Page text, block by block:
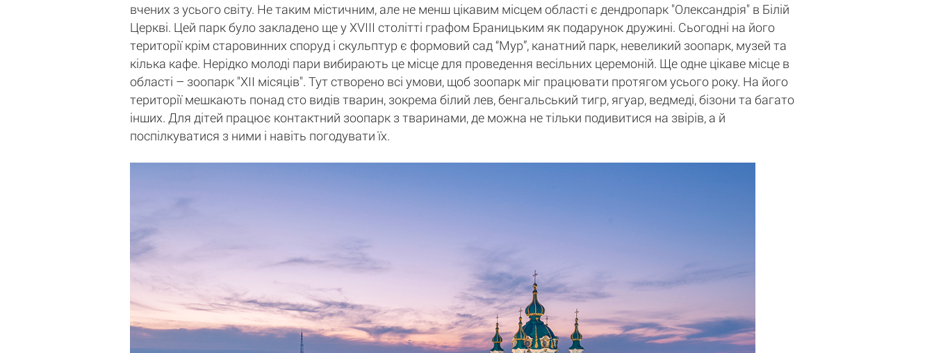
вчених з усього світу. Не таким містичним, але не менш цікавим місцем області є дендропарк "Олександрія" в Білій
Церкві. Цей парк було закладено ще у XVIII столітті графом Браницьким як подарунок дружині. Сьогодні на його
території крім старовинних споруд і скульптур є формовий сад “Мур”, канатний парк, невеликий зоопарк, музей та
кілька кафе. Нерідко молоді пари вибирають це місце для проведення весільних церемоній. Ще одне цікаве місце в
області – зоопарк "ХII місяців". Тут створено всі умови, щоб зоопарк міг працювати протягом усього року. На його
території мешкають понад сто видів тварин, зокрема білий лев, бенгальський тигр, ягуар, ведмеді, бізони та багато
інших. Для дітей працює контактний зоопарк з тваринами, де можна не тільки подивитися на звірів, а й
поспілкуватися з ними і навіть погодувати їх.